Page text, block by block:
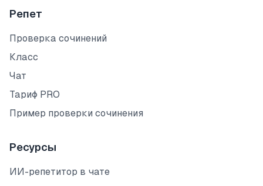
Репет
Проверка сочинений
Класс
Чат
Тариф PRO
Пример проверки сочинения
Ресурсы
ИИ-репетитор в чате